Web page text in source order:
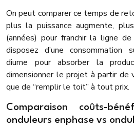
On peut comparer ce temps de
plus la puissance augmente,
(années) pour franchir la ligne
disposez d’une consommation
diurne pour absorber la
dimensionner le projet à partir
que de “remplir le toit” à tout prix.
Comparaison coûts-
onduleurs enphase vs